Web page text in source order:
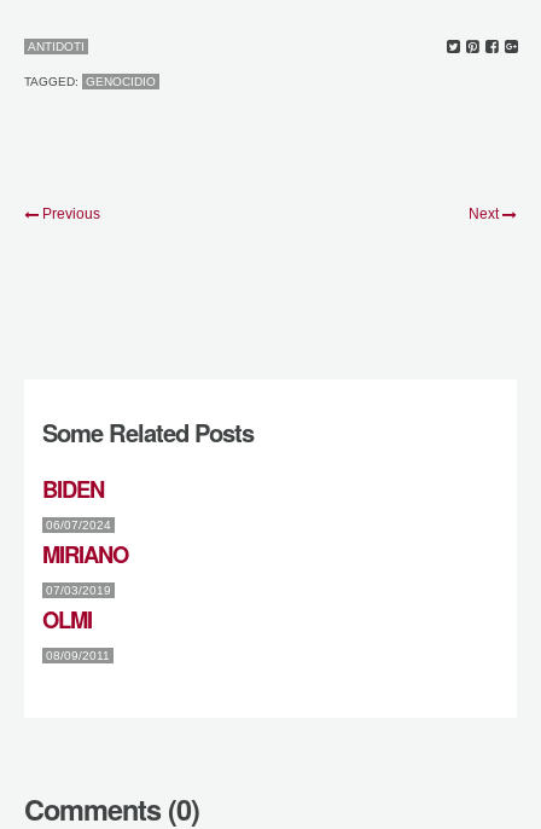
ANTIDOTI
TAGGED: GENOCIDIO
Previous Next
Some Related Posts
BIDEN
06/07/2024
MIRIANO
07/03/2019
OLMI
08/09/2011
Comments (0)